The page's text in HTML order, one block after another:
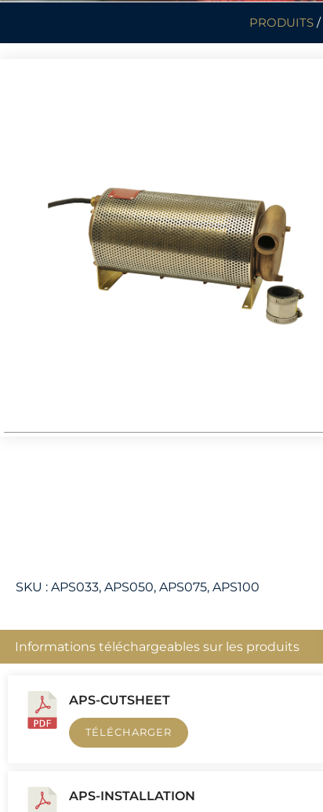
PRODUITS/
SKU : APS033, APS050, APS075, APS100
Informations téléchargeables sur les produits
APS-CUTSHEET
TÉLÉCHARGER
APS-INSTALLATION